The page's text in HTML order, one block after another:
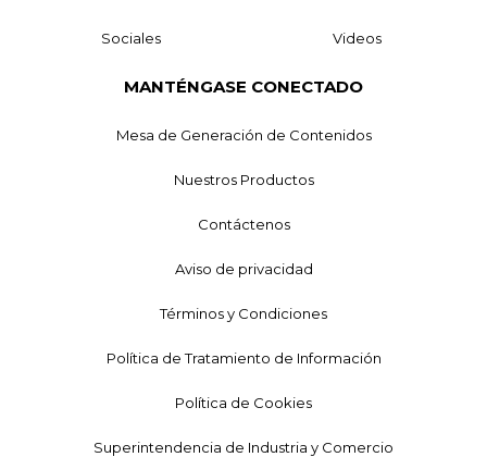
Sociales Videos
MANTÉNGASE CONECTADO
Mesa de Generación de Contenidos
Nuestros Productos
Contáctenos
Aviso de privacidad
Términos y Condiciones
Política de Tratamiento de Información
Política de Cookies
Superintendencia de Industria y Comercio